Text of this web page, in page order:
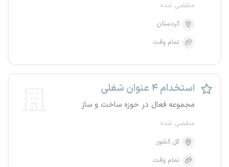
منقضی شده
کردستان
تمام وقت
استخدام ۴ عنوان شغلی
مجموعه فعال در حوزه ساخت و ساز
منقضی شده
کل کشور
تمام وقت